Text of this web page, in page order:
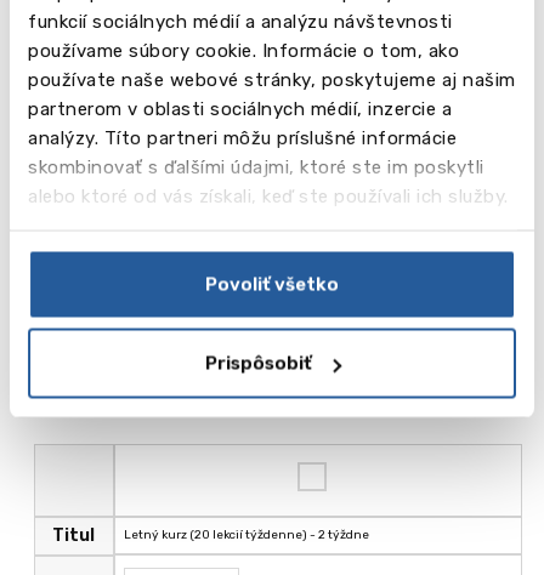
funkcií sociálnych médií a analýzu návštevnosti
používame súbory cookie. Informácie o tom, ako
používate naše webové stránky, poskytujeme aj našim
partnerom v oblasti sociálnych médií, inzercie a
analýzy. Títo partneri môžu príslušné informácie
skombinovať s ďalšími údajmi, ktoré ste im poskytli
alebo ktoré od vás získali, keď ste používali ich služby.
Povoliť všetko
Prispôsobiť
Pre viac informácií o programe, dostupnosti a
konečnej cenovej ponuke nás prosím
kontaktujte e-mailom na
slovakia@balticcouncil.org alebo telefonicky
+421918131562 a dohodnite si individuálne
stretnutie s naším konzultantom.
registrácie vyplnením nášho predbežného
prihlasovacieho formulára – následne vás
budeme kontaktovať s ďalšími krokmi.
Predbežný prihlasovací formulár
Titul Letný kurz (20 lekcií týždenne) - 2 týždne